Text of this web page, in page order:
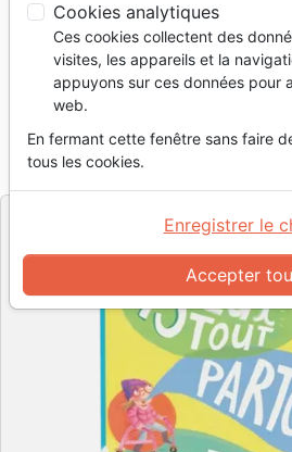
Dis-lui tout, partout,
Cahier d'activités
Auteur :Laura Wifler|
Echeverri
RéférenceBLF9707 EAN
Editeur BLF Éditions
Cookies analytiques
Ces cookies collectent des
visites, les appareils et la
appuyons sur ces données pour
web.
En fermant cette fenêtre sans faire
tous les cookies.
Accepter
Enregistrer le